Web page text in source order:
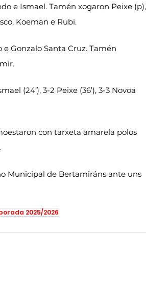
e Ismael. Tamén xogaron Peixe (p),
Koeman e Rubi.
e Gonzalo Santa Cruz. Tamén
(24’), 3-2 Peixe (36’), 3-3 Novoa
con tarxeta amarela polos
Municipal de Bertamiráns ante uns
2025/2026